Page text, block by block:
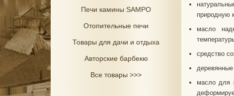
Печи камины SAMPO
Отопительные печи
Товары для дачи и отдыха
Авторские барбекю
Все товары >>>
природную
масло
средство
деревянные
масло для